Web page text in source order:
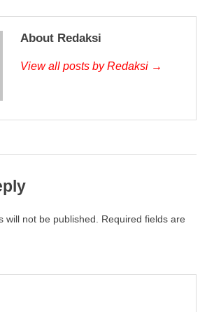
About Redaksi
View all posts by Redaksi →
will not be published.
Required fields are